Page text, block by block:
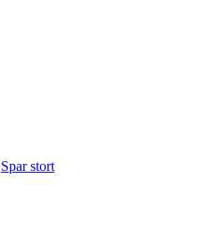
Spar stort